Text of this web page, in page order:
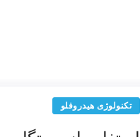
تکنولوژی هیدروفلو